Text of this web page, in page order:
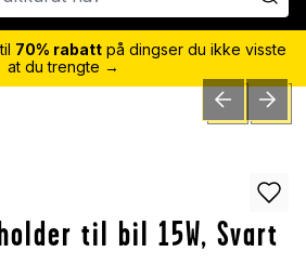
70% rabatt på dingser du ikke visste
at du trengte →
PREVIOUSNEXT
til bil 15W, Svart